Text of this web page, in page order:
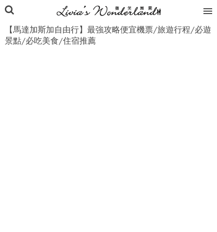
【馬達加斯加自由行】最強攻略便宜機票/旅遊行程/必遊
景點/必吃美食/住宿推薦